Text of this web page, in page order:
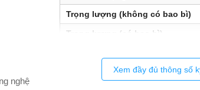
nghệ
Trọng lượng (không có bao bì)
Trọng lượng (có bao bì)
Xem đầy đủ thông số